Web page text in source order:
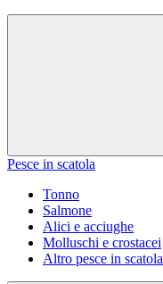
Pesce in scatola
Tonno
Salmone
Alici e acciughe
Molluschi e crostacei
Altro pesce in scatola